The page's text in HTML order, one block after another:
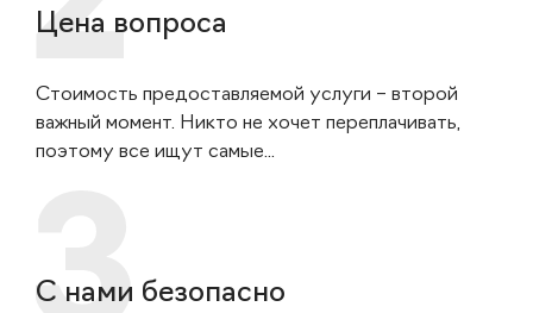
Цена вопроса
Стоимость предоставляемой услуги – второй
важный момент. Никто не хочет переплачивать,
поэтому все ищут самые...
С нами безопасно